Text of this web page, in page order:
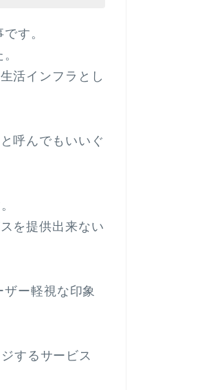
です。
活インフラとし
呼んでもいいぐ
を提供出来ない
ー軽視な印象
するサービス